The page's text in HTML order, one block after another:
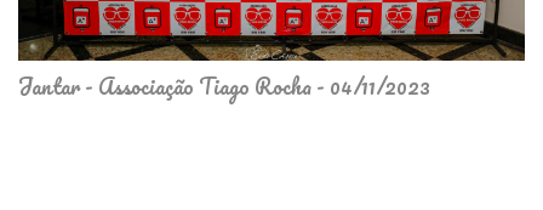
Jantar - Associação Tiago Rocha - 04/11/2023